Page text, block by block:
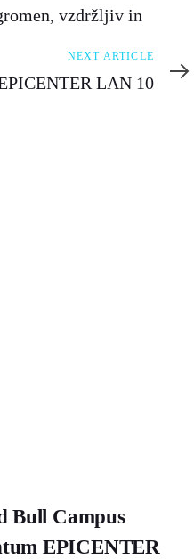
vzdržljiv in
NEXT ARTICLE
LAN 10
Bull Campus
EPICENTER